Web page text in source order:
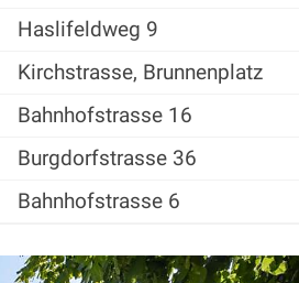
Haslifeldweg 9
Kirchstrasse, Brunnenplatz
Bahnhofstrasse 16
Burgdorfstrasse 36
Bahnhofstrasse 6